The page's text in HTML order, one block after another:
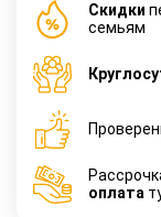
Cкидки
семьям
оплата